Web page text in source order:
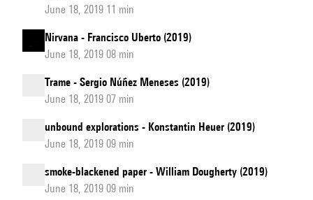
June 18, 2019 11 min
Nirvana - Francisco Uberto (2019)
June 18, 2019 08 min
Trame - Sergio Núñez Meneses (2019)
June 18, 2019 07 min
unbound explorations - Konstantin Heuer (2019)
June 18, 2019 09 min
smoke-blackened paper - William Dougherty (2019)
June 18, 2019 09 min